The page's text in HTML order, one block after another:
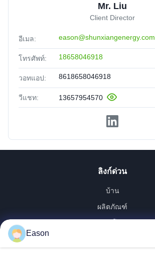
Mr. Liu
Client Director
อีเมล: eason@shunxiangenergy.com
โทรศัพท์: 18658046918
วอทแอป: 8618658046918
วีแชท: 13657954570
ลิงก์ด่วน
บ้าน
ผลิตภัณฑ์
Eason